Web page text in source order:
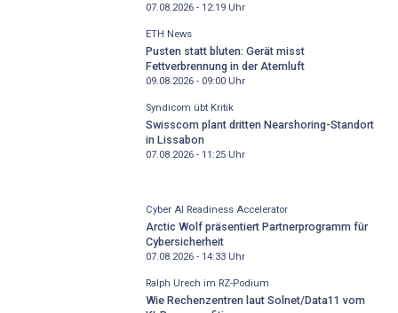
07.08.2026 - 12:19Uhr
ETH News
Pusten statt bluten: Gerät misst
Fettverbrennung in der Atemluft
09.08.2026 - 09:00Uhr
Syndicom übt Kritik
Swisscom plant dritten Nearshoring-Standort
in Lissabon
07.08.2026 - 11:25Uhr
Cyber AI Readiness Accelerator
Arctic Wolf präsentiert Partnerprogramm für
Cybersicherheit
07.08.2026 - 14:33Uhr
Ralph Urech im RZ-Podium
Wie Rechenzentren laut Solnet/Data11 vom